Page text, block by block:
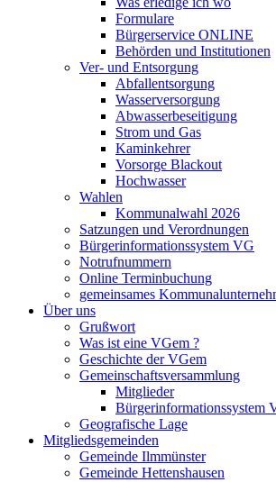
Formulare
Bürgerservice ONLINE
Behörden und Institutionen
Ver- und Entsorgung
Abfallentsorgung
Wasserversorgung
Abwasserbeseitigung
Strom und Gas
Kaminkehrer
Vorsorge Blackout
Hochwasser
Wahlen
Kommunalwahl 2026
Satzungen und Verordnungen
Bürgerinformationssystem VG
Notrufnummern
Online Terminbuchung
gemeinsames
Über uns
Grußwort
Was ist eine VGem ?
Geschichte der VGem
Gemeinschaftsversammlung
Mitglieder
Bürgerinformationssystem
Geografische Lage
Mitgliedsgemeinden
Gemeinde Ilmmünster
Gemeinde Hettenshausen